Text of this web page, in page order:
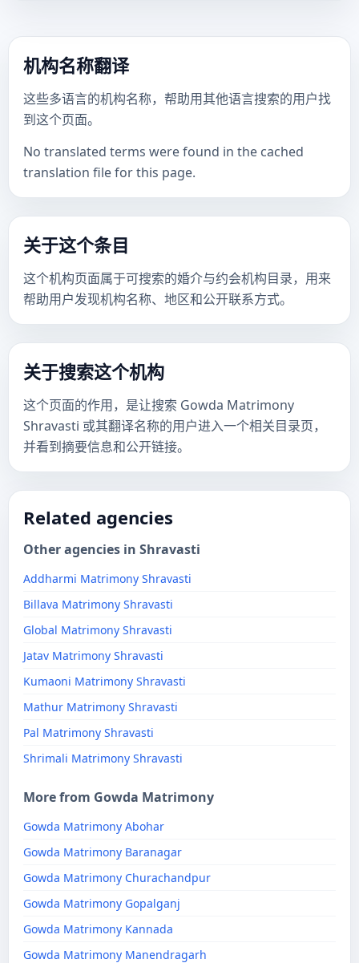
机构名称翻译
这些多语言的机构名称，帮助用其他语言搜索的用户找
到这个页面。
No translated terms were found in the cached
translation file for this page.
关于这个条目
这个机构页面属于可搜索的婚介与约会机构目录，用来
帮助用户发现机构名称、地区和公开联系方式。
关于搜索这个机构
这个页面的作用，是让搜索 Gowda Matrimony
Shravasti 或其翻译名称的用户进入一个相关目录页，
并看到摘要信息和公开链接。
Related agencies
Other agencies in Shravasti
Addharmi Matrimony Shravasti
Billava Matrimony Shravasti
Global Matrimony Shravasti
Jatav Matrimony Shravasti
Kumaoni Matrimony Shravasti
Mathur Matrimony Shravasti
Pal Matrimony Shravasti
Shrimali Matrimony Shravasti
More from Gowda Matrimony
Gowda Matrimony Abohar
Gowda Matrimony Baranagar
Gowda Matrimony Churachandpur
Gowda Matrimony Gopalganj
Gowda Matrimony Kannada
Gowda Matrimony Manendragarh